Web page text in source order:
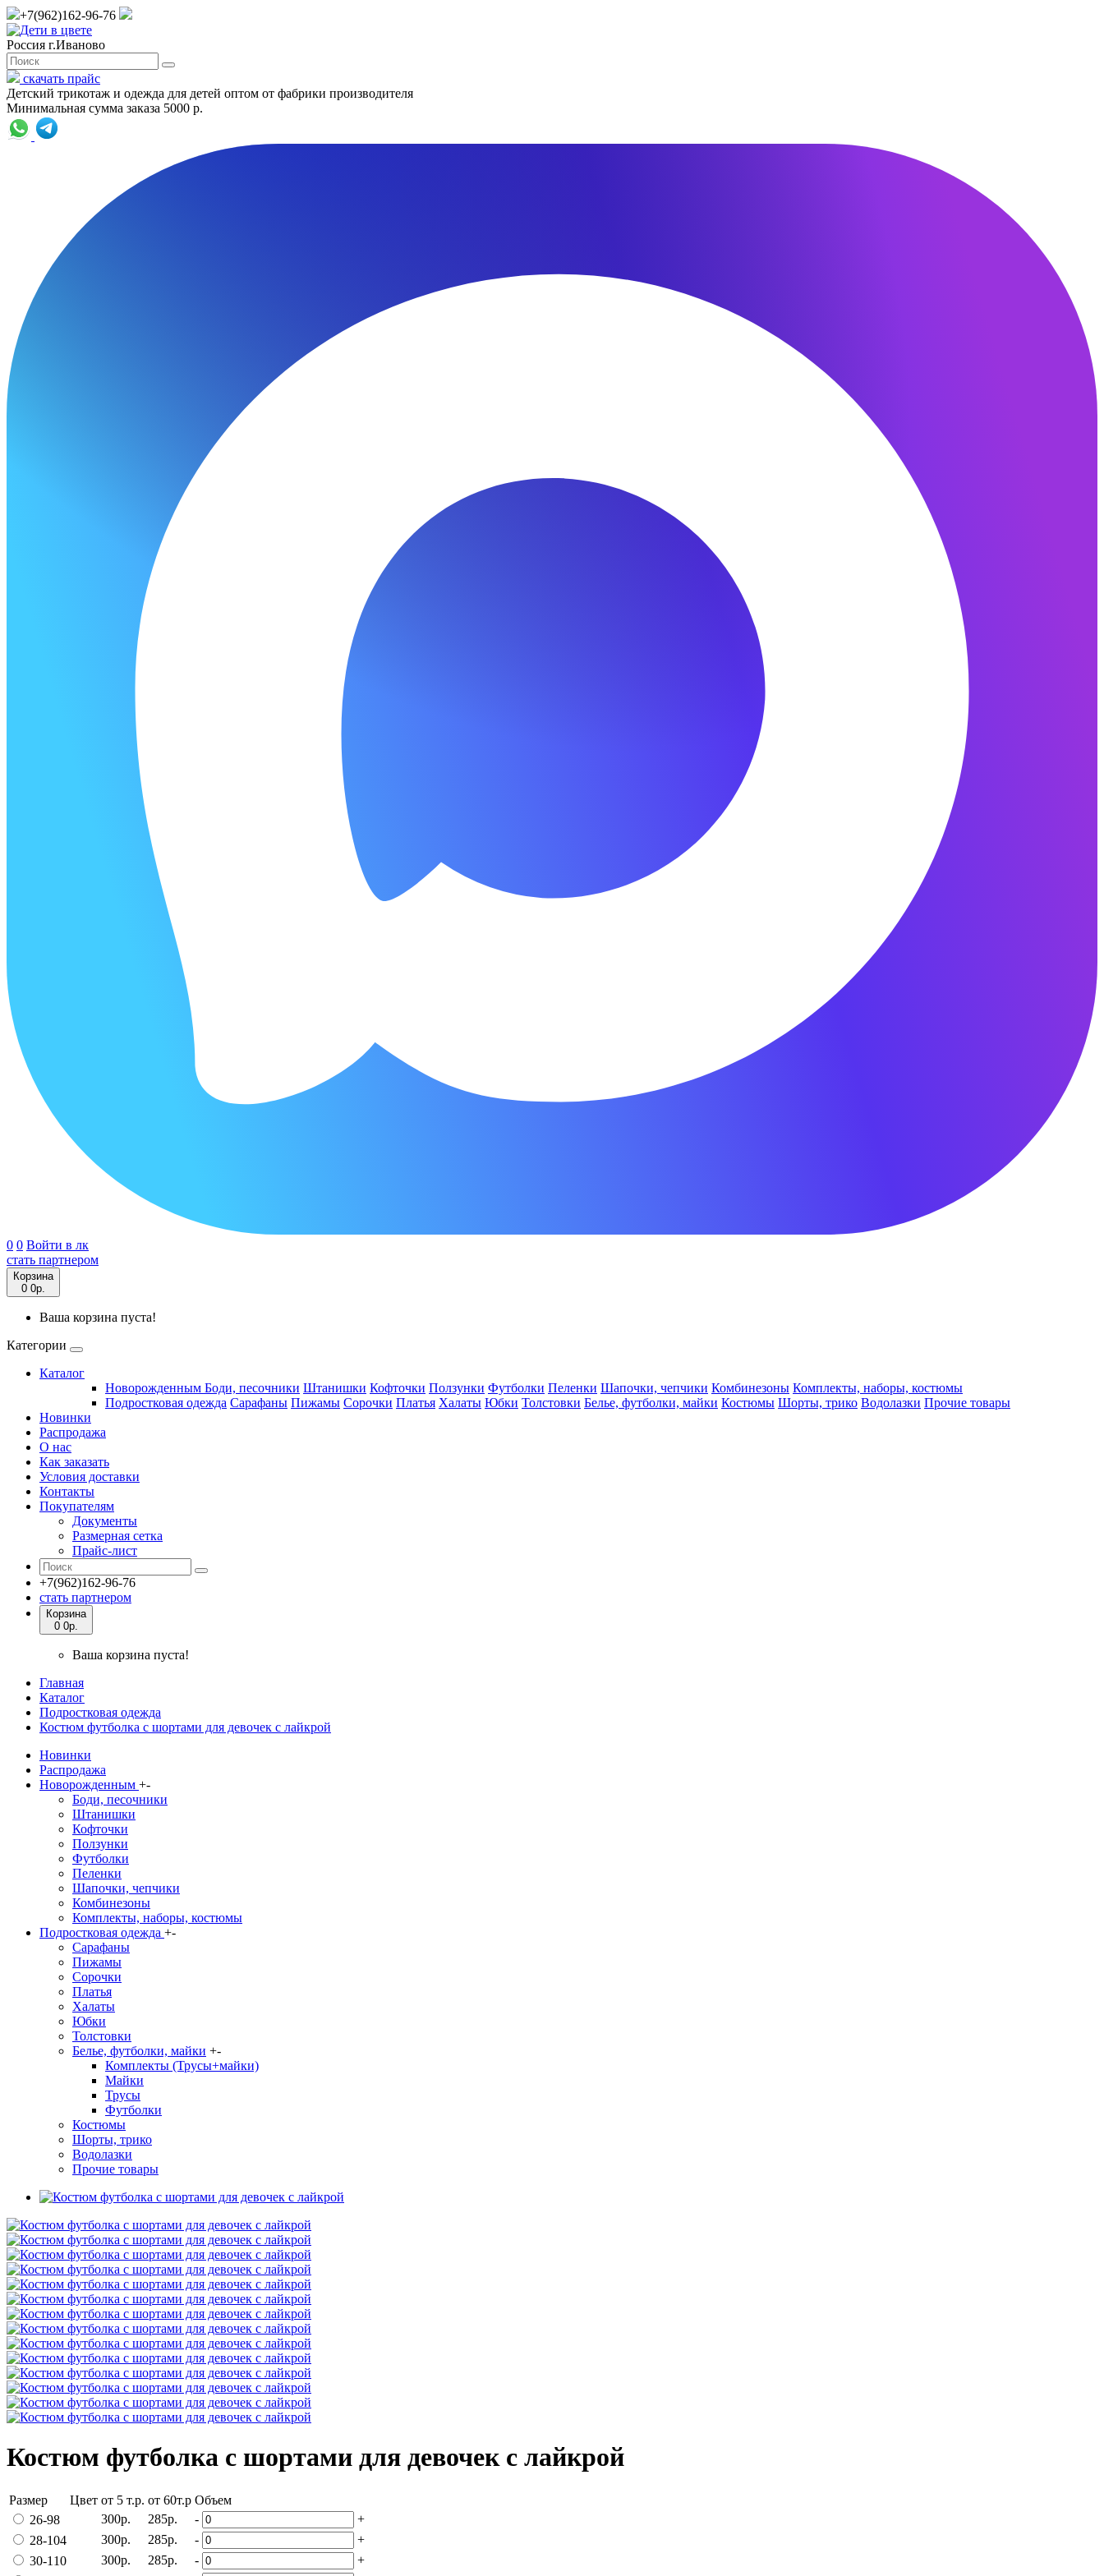
+7(962)162-96-76
Россия г.Иваново
скачать прайс
Детский трикотаж и одежда для детей оптом от фабрики производителя
Минимальная сумма заказа 5000 р.
0 0 Войти в лк
стать партнером
Корзина
0 0р.
Ваша корзина пуста!
Категории
Каталог
Новорожденным Боди, песочники Штанишки Кофточки Ползунки Футболки Пеленки Шапочки, чепчики Комбинезоны Комплекты, наборы, костюмы
Подростковая одежда Сарафаны Пижамы Сорочки Платья Халаты Юбки Толстовки Белье, футболки, майки Костюмы Шорты, трико Водолазки Прочие товары
Новинки
Распродажа
О нас
Как заказать
Условия доставки
Контакты
Покупателям
Документы
Размерная сетка
Прайс-лист
+7(962)162-96-76
стать партнером
Корзина
0 0р.
Ваша корзина пуста!
Главная
Каталог
Подростковая одежда
Костюм футболка с шортами для девочек с лайкрой
Новинки
Распродажа
Новорожденным +-
Боди, песочники
Штанишки
Кофточки
Ползунки
Футболки
Пеленки
Шапочки, чепчики
Комбинезоны
Комплекты, наборы, костюмы
Подростковая одежда +-
Сарафаны
Пижамы
Сорочки
Платья
Халаты
Юбки
Толстовки
Белье, футболки, майки +-
Комплекты (Трусы+майки)
Майки
Трусы
Футболки
Костюмы
Шорты, трико
Водолазки
Прочие товары
Костюм футболка с шортами для девочек с лайкрой
Размер Цвет от 5 т.р. от 60т.р Объем
26-98
300р. 285р. -
+
28-104
300р. 285р. -
+
30-110
300р. 285р. -
+